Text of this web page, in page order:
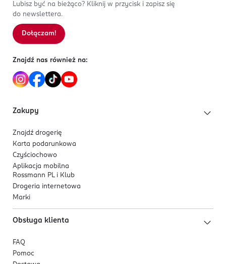
Lubisz być na bieżąco? Kliknij w przycisk i zapisz się
do newslettera.
Dołączam!
Znajdź nas również na:
Zakupy
Znajdź drogerię
Karta podarunkowa
Czyściochowo
Aplikacja mobilna
Rossmann PL i Klub
Drogeria internetowa
Marki
Obsługa klienta
FAQ
Pomoc